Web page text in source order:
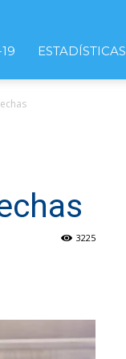
ESTADÍSTICAS
3225